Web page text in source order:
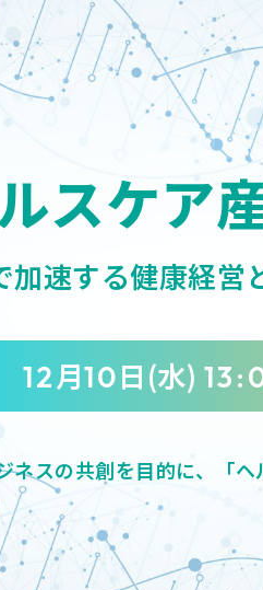
スケア
加速する健康経営
12月10日(水)
スの共創を目的に、 「